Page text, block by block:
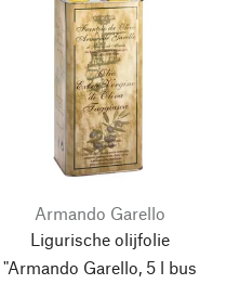
Armando Garello
Ligurische olijfolie
"Armando Garello, 5 l bus